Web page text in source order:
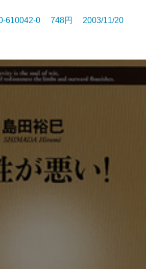
610042-0 748円 2003/11/20